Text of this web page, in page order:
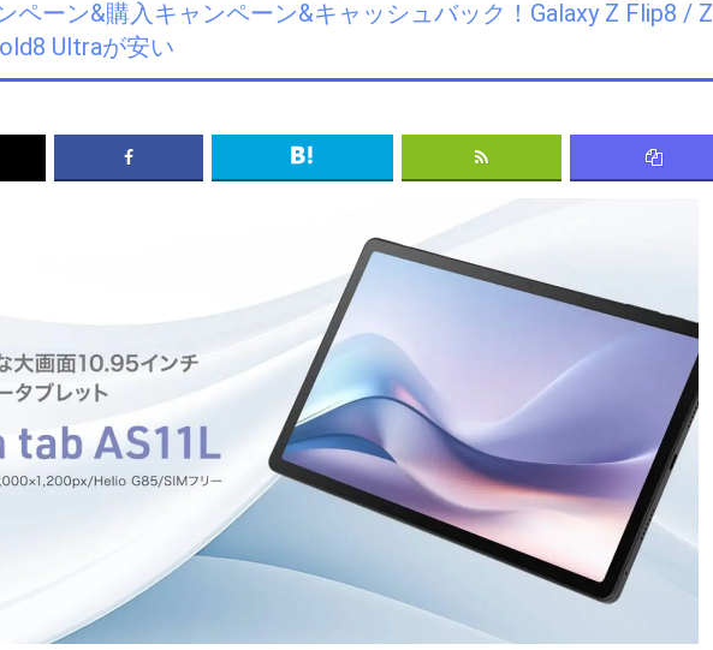
ペーン&購入キャンペーン&キャッシュバック！Galaxy Z Flip8 / Z
Ultraが安い